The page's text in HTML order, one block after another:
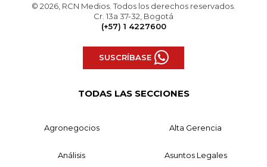
© 2026, RCN Medios. Todos los derechos reservados.
Cr. 13a 37-32, Bogotá
(+57) 1 4227600
SUSCRÍBASE
TODAS LAS SECCIONES
Agronegocios Alta Gerencia
Análisis Asuntos Legales